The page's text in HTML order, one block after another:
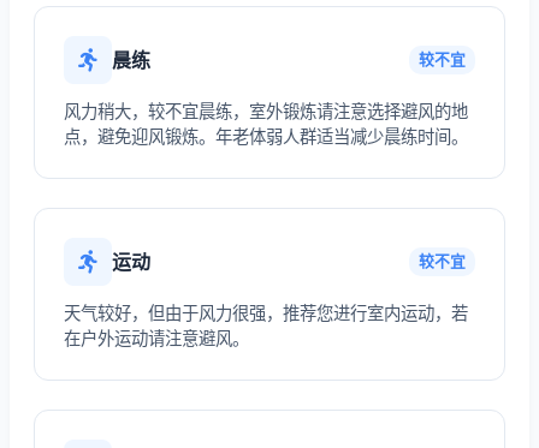
晨练 较不宜
风力稍大，较不宜晨练，室外锻炼请注意选择避风的地
点，避免迎风锻炼。年老体弱人群适当减少晨练时间。
运动 较不宜
天气较好，但由于风力很强，推荐您进行室内运动，若
在户外运动请注意避风。